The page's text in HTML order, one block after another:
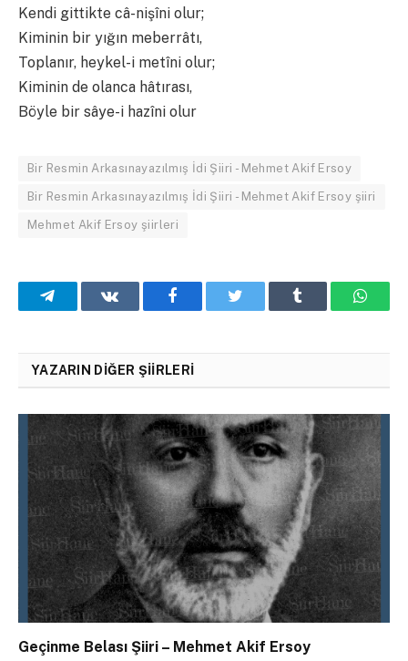
Kendi gittikte câ-nişîni olur;
Kiminin bir yığın meberrâtı,
Toplanır, heykel-i metîni olur;
Kiminin de olanca hâtırası,
Böyle bir sâye-i hazîni olur
Bir Resmin Arkasınayazılmış İdi Şiiri - Mehmet Akif Ersoy
Bir Resmin Arkasınayazılmış İdi Şiiri - Mehmet Akif Ersoy şiiri
Mehmet Akif Ersoy şiirleri
TelegramVKontakteFacebookTwitter
YAZARIN DIĞER ŞIIRLERI
Geçinme Belası Şiiri – Mehmet Akif Ersoy